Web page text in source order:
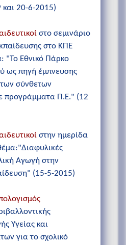
20-6-2015)
στο σεμινάριο
στο ΚΠΕ
"Το Εθνικό Πάρκο
ως πηγή έμπνευσης
των σύνθετων
προγράμματα Π.Ε." (12
στην ημερίδα
Αγωγή στην
(15-5-2015)
Υγείας και
για το σχολικό